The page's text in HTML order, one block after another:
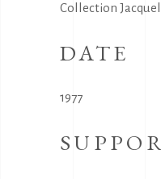
Collection
DATE
1977